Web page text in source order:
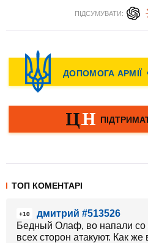
ПІДСУМУВАТИ:
ТОП КОМЕНТАРІ
+10
дмитрий #513526
Бедный Олаф, во напали со
всех сторон атакуют. Как же